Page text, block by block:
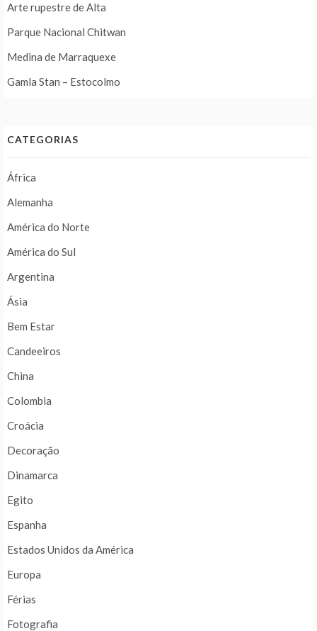
Arte rupestre de Alta
Parque Nacional Chitwan
Medina de Marraquexe
Gamla Stan – Estocolmo
CATEGORIAS
África
Alemanha
América do Norte
América do Sul
Argentina
Ásia
Bem Estar
Candeeiros
China
Colombia
Croácia
Decoração
Dinamarca
Egito
Espanha
Estados Unidos da América
Europa
Férias
Fotografia